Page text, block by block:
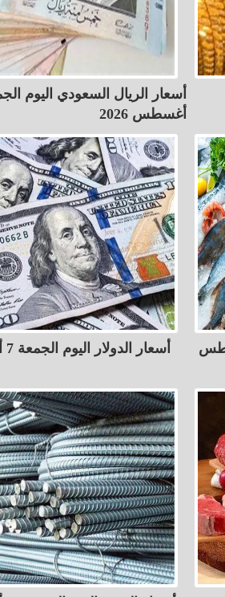
أغسطس 2026
أسعار الدولار اليوم الجمعة 7 أغسطس